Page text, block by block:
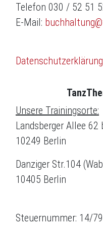
Telefon 030 / 52 51
E-Mail:
Unsere Trainingsorte:
Landsberger Allee
10249 Berlin
Danziger Str.104
10405 Berlin
Steuernummer: 14/